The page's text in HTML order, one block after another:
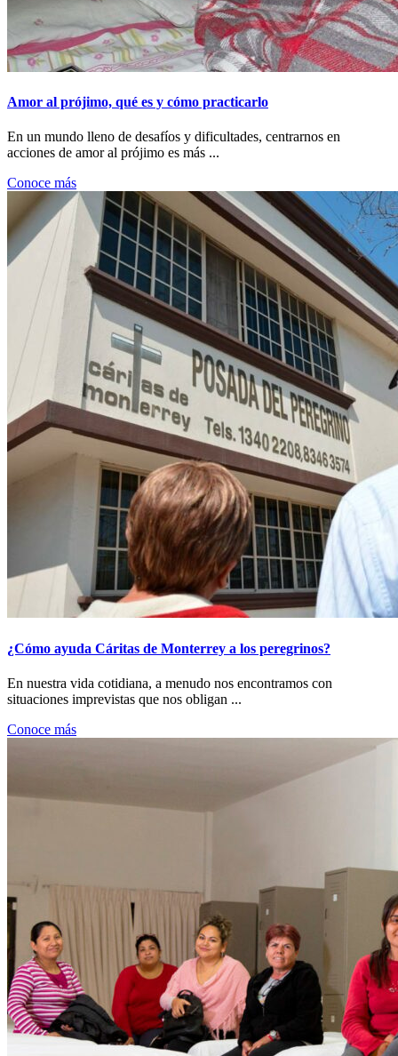
Amor al prójimo, qué es y cómo practicarlo
En un mundo lleno de desafíos y dificultades, centrarnos en
acciones de amor al prójimo es más ...
Conoce más
¿Cómo ayuda Cáritas de Monterrey a los peregrinos?
En nuestra vida cotidiana, a menudo nos encontramos con
situaciones imprevistas que nos obligan ...
Conoce más